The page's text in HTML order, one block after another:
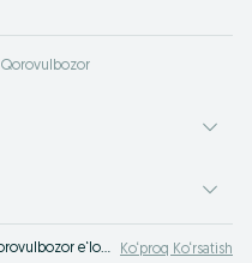
Qorovulbozor
Hayvonlar savdosi Qorovulbozor olx.uz Qorovulbozor e‘lonlar taxtasida. Yangi do‘st ortir! Uy hayvonini olx.uzda xarid qil! Ko‘proq Ko‘rsatish